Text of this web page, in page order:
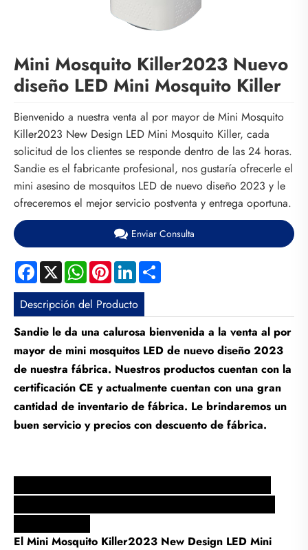
Mini Mosquito Killer2023 Nuevo
diseño LED Mini Mosquito Killer
Bienvenido a nuestra venta al por mayor de Mini Mosquito
Killer2023 New Design LED Mini Mosquito Killer, cada
solicitud de los clientes se responde dentro de las 24 horas.
Sandie es el fabricante profesional, nos gustaría ofrecerle el
mini asesino de mosquitos LED de nuevo diseño 2023 y le
ofreceremos el mejor servicio postventa y entrega oportuna.
Enviar Consulta
Facebook
X WhatsApp
PinterestLinkedIn
Descripción del Producto
Sandie le da una calurosa bienvenida a la venta al por
mayor de mini mosquitos LED de nuevo diseño 2023
de nuestra fábrica. Nuestros productos cuentan con la
certificación CE y actualmente cuentan con una gran
cantidad de inventario de fábrica. Le brindaremos un
buen servicio y precios con descuento de fábrica.
El Mini Mosquito Killer2023 New Design LED Mini